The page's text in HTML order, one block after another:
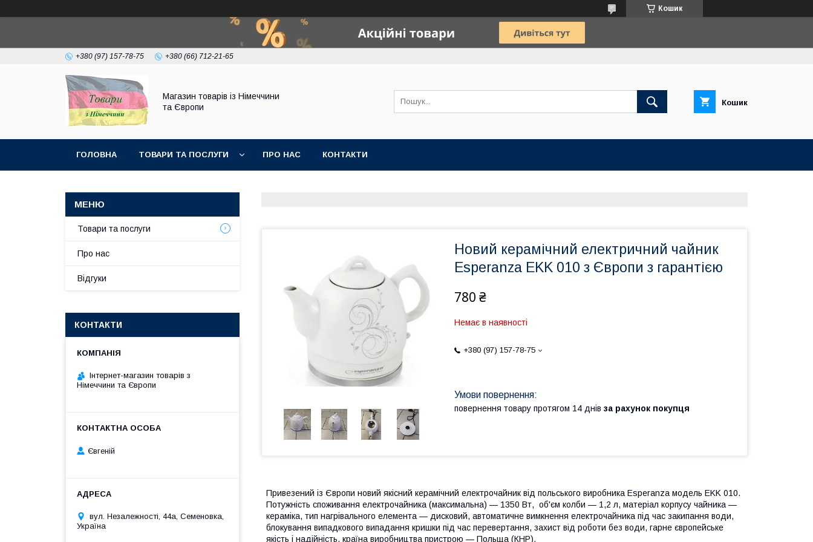
Кошик
+380 (97) 157-78-75 +380 (66) 712-21-65
Магазин товарів із Німеччини
та Європи
Кошик
ГОЛОВНА ТОВАРИ ТА ПОСЛУГИ ПРО НАС КОНТАКТИ
Новий керамічний електричний чайник
Esperanza EKK 010 з Європи з гарантією
780 ₴
Немає в наявності
+380 (97) 157-78-75
повернення товару протягом 14 днів за рахунок покупця
Привезений із Європи новий якісний керамічний електрочайник від польського виробника Esperanza модель EKK 010.
Потужність споживання електрочайника (максимальна) — 1350 Вт, об'єм колби — 1,2 л, матеріал корпусу чайника —
кераміка, тип нагрівального елемента — дисковий, автоматичне вимкнення електрочайника під час закипання води,
блокування випадкового випадання кришки під час перевертання, захист від роботи без води, гарне європейське
якість і надійність, країна виробництва пристрою — Польща (КНР).
Товари та послуги
Про нас
Відгуки
КОНТАКТИ
Інтернет-магазин товарів з
Німеччини та Європи
Євгеній
вул. Незалежності, 44а, Семеновка,
Україна